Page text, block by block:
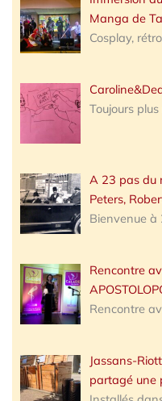
Manga de
Cosplay,
Toujours
A 23 pas du
Peters,
Bienvenue à
Rencontre
Rencontre
Jassans-
partagé une